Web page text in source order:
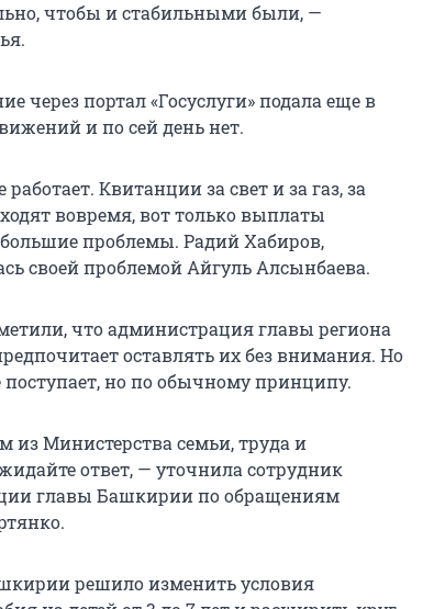
чтобы и стабильными были, —
через портал «Госуслуги» подала еще в
и по сей день нет.
Квитанции за свет и за газ, за
вовремя, вот только выплаты
проблемы. Радий Хабиров,
своей проблемой Айгуль Алсынбаева.
что администрация главы региона
оставлять их без внимания. Но
но по обычному принципу.
Министерства семьи, труда и
ответ, — уточнила сотрудник
главы Башкирии по обращениям
решило изменить условия